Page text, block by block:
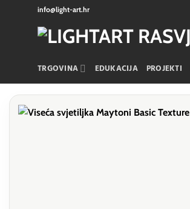
info@light-art.hr
TRGOVINA EDUKACIJA PROJEKTI